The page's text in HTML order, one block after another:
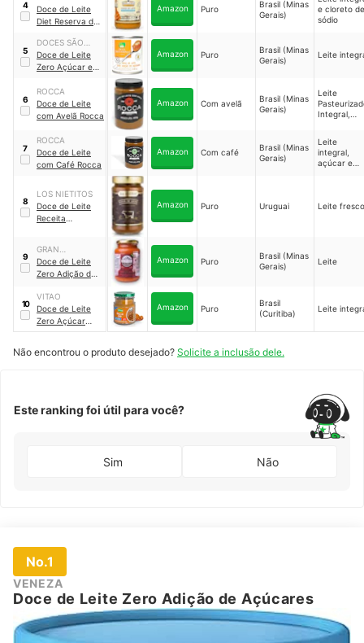
4
MINAS
Doce de Leite
Diet Reserva de
Amazon Puro
Brasil (Minas
Gerais)
e cloreto de
sódio
5
DOCES SÃO
LOURENÇO
Doce de Leite
Zero Açúcar e
10594
Amazon Puro
Brasil (Minas
Gerais)
Leite
6
ROCCA
Doce de Leite
com Avelã Rocca
Amazon Com avelã
Brasil (Minas
Gerais)
Leite
Integral,
avelã
7
ROCCA
Doce de Leite
com Café Rocca
Amazon Com café
Brasil (Minas
Gerais)
Leite
integral,
açúcar e
8
LOS NIETITOS
Doce de Leite
Receita
Amazon Puro Uruguai Leite fresco
9
GRAN
BOYADJIAN
Doce de Leite
Zero Adição de
Boyadjian
Amazon Puro
Brasil (Minas
Gerais)
Leite
10
VITAO
Doce de Leite
Zero Açúcar
Vitao
Amazon Puro
Brasil
(Curitiba)
Leite
Não encontrou o produto desejado? Solicite a inclusão dele.
Este ranking foi útil para você?
Sim Não
No.1
VENEZA
Doce de Leite Zero Adição de Açúcares